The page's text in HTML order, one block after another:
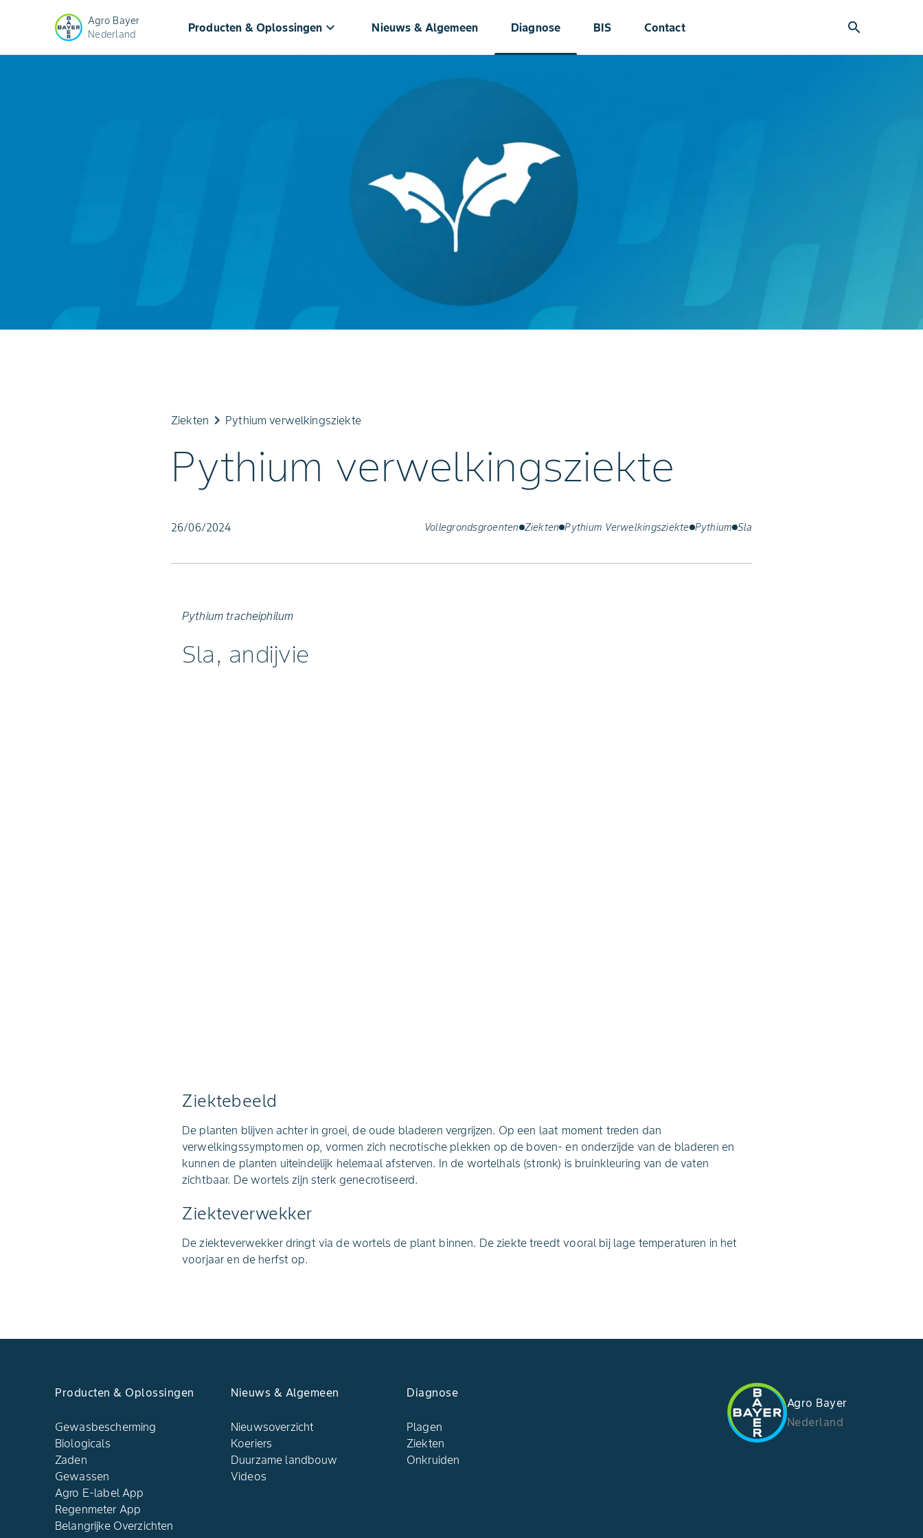
Agro Bayer
Nederland
Producten & Oplossingen keyboard_arrow_down Nieuws & Algemeen Diagnose BIS Contact search
Ziekten keyboard_arrow_right Pythium verwelkingsziekte
Pythium verwelkingsziekte
26/06/2024 Vollegrondsgroenten Ziekten Pythium Verwelkingsziekte Pythium Sla
Pythium tracheiphilum
Sla, andijvie
Ziektebeeld
De planten blijven achter in groei, de oude bladeren vergrijzen. Op een laat moment treden dan
verwelkingssymptomen op, vormen zich necrotische plekken op de boven- en onderzijde van de bladeren en
kunnen de planten uiteindelijk helemaal afsterven. In de wortelhals (stronk) is bruinkleuring van de vaten
zichtbaar. De wortels zijn sterk genecrotiseerd.
Ziekteverwekker
De ziekteverwekker dringt via de wortels de plant binnen. De ziekte treedt vooral bij lage temperaturen in het
voorjaar en de herfst op.
Producten & Oplossingen
Gewasbescherming
Biologicals
Zaden
Gewassen
Agro E-label App
Regenmeter App
Belangrijke Overzichten
Nieuws & Algemeen
Nieuwsoverzicht
Koeriers
Duurzame landbouw
Videos
Diagnose
Plagen
Ziekten
Onkruiden
Agro Bayer
Nederland